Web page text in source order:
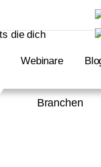
Webinare
Branchen